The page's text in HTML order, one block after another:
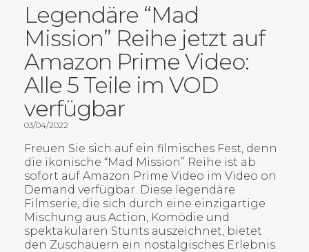
Legendäre “Mad
Mission” Reihe jetzt auf
Amazon Prime Video:
Alle 5 Teile im VOD
verfügbar
03/04/2022
Freuen Sie sich auf ein filmisches Fest, denn
die ikonische “Mad Mission” Reihe ist ab
sofort auf Amazon Prime Video im Video on
Demand verfügbar. Diese legendäre
Filmserie, die sich durch eine einzigartige
Mischung aus Action, Komödie und
spektakulären Stunts auszeichnet, bietet
den Zuschauern ein nostalgisches Erlebnis.